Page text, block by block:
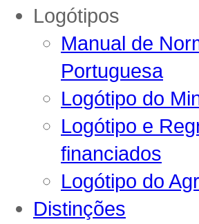
Logótipos
Manual de
Portuguesa
Logótipo do
Logótipo e
financiados
Logótipo do
Distinções